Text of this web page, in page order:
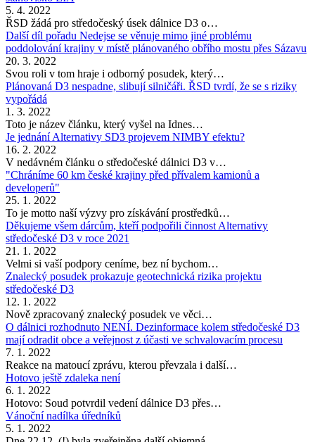
5. 4. 2022
ŘSD žádá pro středočeský úsek dálnice D3 o…
Další díl pořadu Nedejse se věnuje mimo jiné problému
poddolování krajiny v místě plánovaného obřího mostu přes Sázavu
20. 3. 2022
Svou roli v tom hraje i odborný posudek, který…
Plánovaná D3 nespadne, slibují silničáři. ŘSD tvrdí, že se s riziky
vypořádá
1. 3. 2022
Toto je název článku, který vyšel na Idnes…
Je jednání Alternativy SD3 projevem NIMBY efektu?
16. 2. 2022
V nedávném článku o středočeské dálnici D3 v…
"Chráníme 60 km české krajiny před přívalem kamionů a
developerů"
25. 1. 2022
To je motto naší výzvy pro získávání prostředků…
Děkujeme všem dárcům, kteří podpořili činnost Alternativy
středočeské D3 v roce 2021
21. 1. 2022
Velmi si vaší podpory ceníme, bez ní bychom…
Znalecký posudek prokazuje geotechnická rizika projektu
středočeské D3
12. 1. 2022
Nově zpracovaný znalecký posudek ve věci…
O dálnici rozhodnuto NENÍ. Dezinformace kolem středočeské D3
mají odradit obce a veřejnost z účasti ve schvalovacím procesu
7. 1. 2022
Reakce na matoucí zprávu, kterou převzala i další…
Hotovo ještě zdaleka není
6. 1. 2022
Hotovo: Soud potvrdil vedení dálnice D3 přes…
Vánoční nadílka úředníků
5. 1. 2022